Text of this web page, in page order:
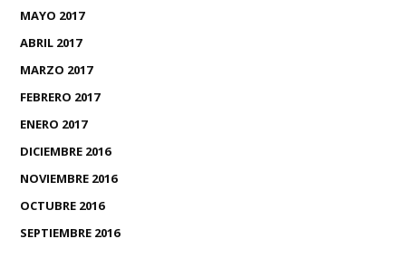
MAYO 2017
ABRIL 2017
MARZO 2017
FEBRERO 2017
ENERO 2017
DICIEMBRE 2016
NOVIEMBRE 2016
OCTUBRE 2016
SEPTIEMBRE 2016